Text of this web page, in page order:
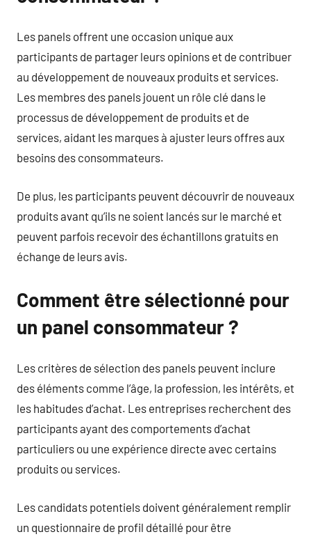
Les panels offrent une occasion unique aux
participants de partager leurs opinions et de contribuer
au développement de nouveaux produits et services.
Les membres des panels jouent un rôle clé dans le
processus de développement de produits et de
services, aidant les marques à ajuster leurs offres aux
besoins des consommateurs.
De plus, les participants peuvent découvrir de nouveaux
produits avant qu’ils ne soient lancés sur le marché et
peuvent parfois recevoir des échantillons gratuits en
échange de leurs avis.
Comment être sélectionné pour
un panel consommateur ?
Les critères de sélection des panels peuvent inclure
des éléments comme l’âge, la profession, les intérêts, et
les habitudes d’achat. Les entreprises recherchent des
participants ayant des comportements d’achat
particuliers ou une expérience directe avec certains
produits ou services.
Les candidats potentiels doivent généralement remplir
un questionnaire de profil détaillé pour être